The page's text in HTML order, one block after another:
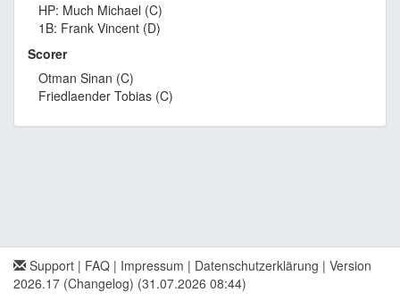
HP: Much Michael (C)
1B: Frank Vincent (D)
Scorer
Otman Sinan (C)
Friedlaender Tobias (C)
Support | FAQ | Impressum | Datenschutzerklärung | Version
2026.17 (Changelog) (31.07.2026 08:44)